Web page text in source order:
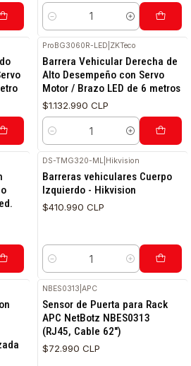
Cantidad
ProBG3060R-LED ZKTeco
Barrera Vehicular Derecha de
Alto Desempeño con Servo
Motor / Brazo LED de 6 metros
$1.132.990 CLP
Cantidad
DS-TMG320-ML Hikvision
Barreras vehiculares Cuerpo
Izquierdo - Hikvision
$410.990 CLP
Cantidad
NBES0313 |APC
Sensor de Puerta para Rack
APC NetBotz NBES0313
(RJ45, Cable 62")
$72.990 CLP